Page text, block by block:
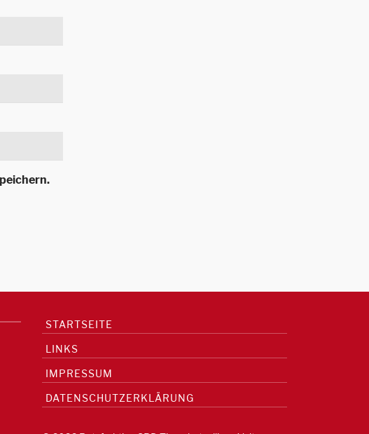
STARTSEITE
LINKS
IMPRESSUM
DATENSCHUTZERKLÄRUNG